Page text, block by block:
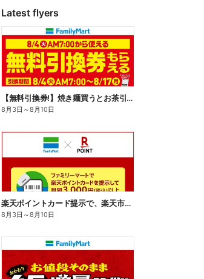
Latest flyers
【無料引換券!】焼き麺買うとお茶引換券貰える!
8月3日 ～8月10日
楽天ポイントカード提示で、楽天市場でのお買い物がおトクに!
8月3日 ～8月10日